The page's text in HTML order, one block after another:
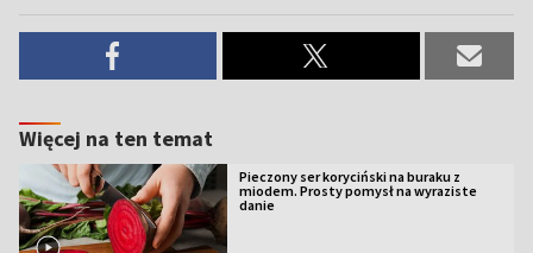
Więcej na ten temat
Pieczony ser koryciński na buraku z
miodem. Prosty pomysł na wyraziste
danie